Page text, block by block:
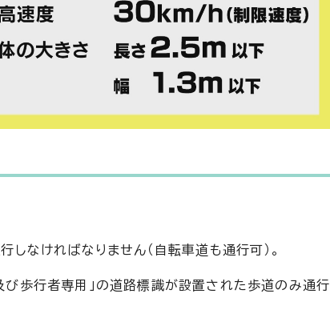
なければなりません（自転車道も通行可）。
歩行者専用」の道路標識が設置された歩道のみ通行